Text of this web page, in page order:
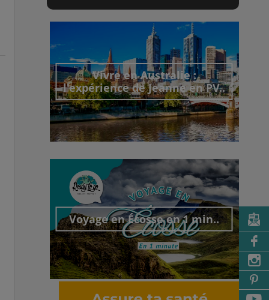
Vivre en Australie :
l'expérience de Jeanne en PV..
Découvrir cet interview
Voyage en Écosse en 1 min..